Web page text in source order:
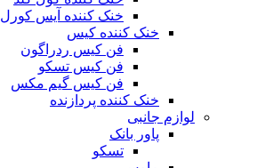
خنک کننده آیس کورل
خنک کننده کیس
فن کیس ردراگون
فن کیس تسکو
فن کیس گیم مکس
خنک کننده پردازنده
لوازم جانبی
پاور بانک
تسکو